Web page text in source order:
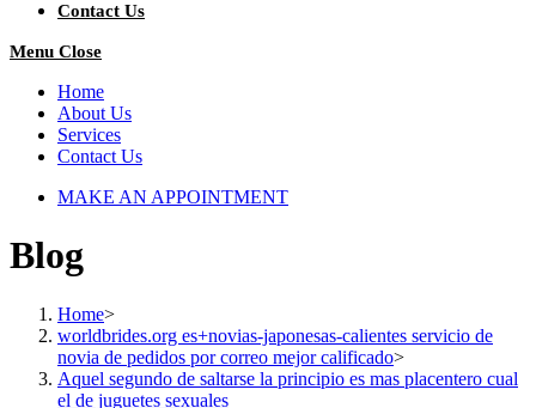
Contact Us
Menu Close
Home
About Us
Services
Contact Us
MAKE AN APPOINTMENT
Blog
Home>
worldbrides.org es+novias-japonesas-calientes servicio de
novia de pedidos por correo mejor calificado>
Aquel segundo de saltarse la principio es mas placentero cual
el de juguetes sexuales